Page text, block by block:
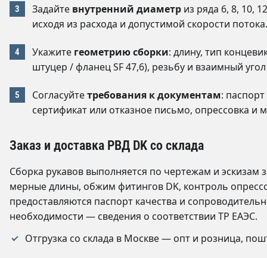
Задайте внутренний диаметр из ряда 6, 8, 10,
исходя из расхода и допустимой скорости потока.
Укажите геометрию сборки: длину, тип
штуцер / фланец SF 47,6), резьбу и взаимный
Согласуйтетребования к документам: паспорт
сертификат или отказное письмо, опрессовка и
Заказ и доставка РВД DK со склада
Сборка рукавов выполняется по чертежам и эскизам
мерные длины, обжим фитингов DK, контроль
предоставляются паспорт качества и
необходимости — сведения о соответствии ТР ЕАЭС.
Отгрузка со склада в Москве — опт и розница,